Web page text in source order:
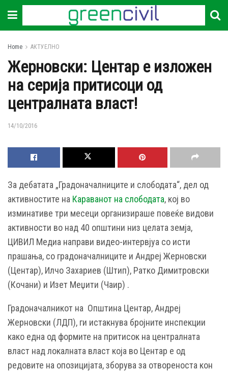
Home АКТУЕЛНО
Жерновски: Центар е изложен
на серија притисоци од
централната власт!
14/10/2016
За дебатата „Градоначалниците и слободата“, дел од
активностите на Караванот на слободата, кој во
изминативе три месеци организираше повеќе видови
активности во над 40 општини низ целата земја,
ЦИВИЛ Медиа направи видео-интервјуа со исти
прашања, со градоначалниците и Андреј Жерновски
(Центар), Илчо Захариев (Штип), Ратко Димитровски
(Кочани) и Изет Меџити (Чаир) .
Градоначалникот на Општина Центар, Андреј
Жерновски (ЛДП), ги истакнува бројните инспекции
како една од формите на притисок на централната
власт над локалната власт која во Центар е од
редовите на опозицијата, зборува за отвореноста кон